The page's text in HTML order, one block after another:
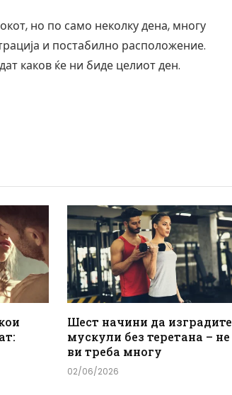
но по само неколку дена, многу
и постабилно расположение.
каков ќе ни биде целиот ден.
Шест начини да изградите
мускули без теретана – не
ви треба многу
02/06/2026